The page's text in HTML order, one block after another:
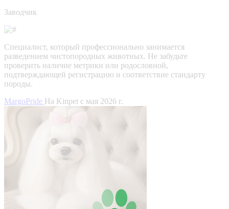
Заводчик
Специалист, который профессионально занимается
разведением чистопородных животных. Не забудьте
проверить наличие метрики или родословной,
подтверждающей регистрацию и соответствие стандарту
породы.
MargoPride На Kinpet c мая 2026 г.